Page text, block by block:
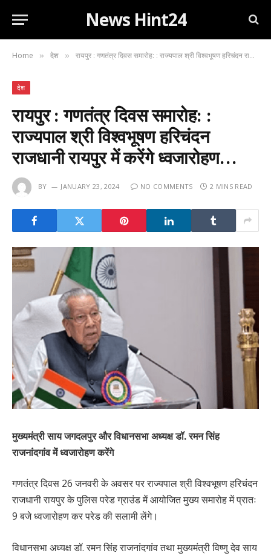
News Hint24
Home » देश » रायपुर : गणतंत्र दिवस समारोह: : राज्यपाल श्री विश्वभूषण हरिचंदन राजधानी रायपुर में करेंगे ध्वजारोहण…
देश
रायपुर : गणतंत्र दिवस समारोह: :
राज्यपाल श्री विश्वभूषण हरिचंदन
राजधानी रायपुर में करेंगे ध्वजारोहण…
BY JANUARY 23, 2024 NO COMMENTS 2 MINS READ
मुख्यमंत्री साय जगदलपुर और विधानसभा अध्यक्ष डॉ. रमन सिंह
राजनांदगांव में ध्वजारोहण करेंगे
गणतंत्र दिवस 26 जनवरी के अवसर पर राज्यपाल श्री विश्वभूषण हरिचंदन
राजधानी रायपुर के पुलिस परेड ग्राउंड में आयोजित मुख्य समारोह में प्रातः
9 बजे ध्वजारोहण कर परेड की सलामी लेंगे।
विधानसभा अध्यक्ष डॉ. रमन सिंह राजनांदगांव तथा मुख्यमंत्री विष्णु देव साय